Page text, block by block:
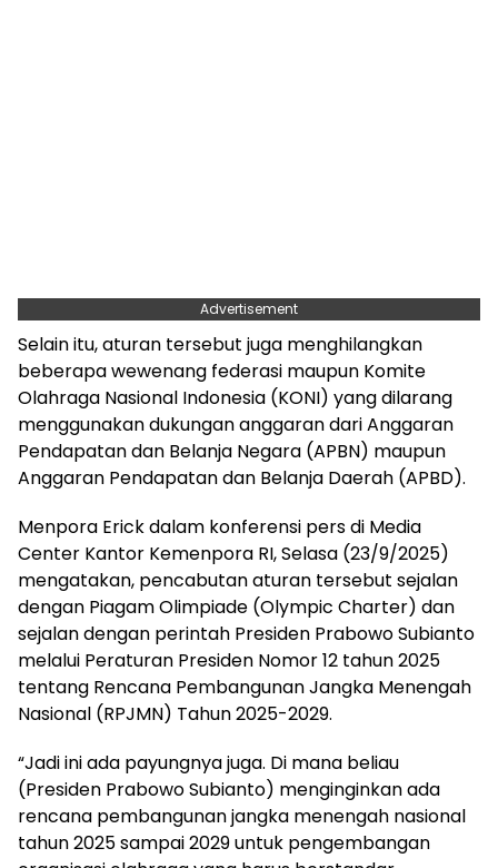
Advertisement
Selain itu, aturan tersebut juga menghilangkan
beberapa wewenang federasi maupun Komite
Olahraga Nasional Indonesia (KONI) yang dilarang
menggunakan dukungan anggaran dari Anggaran
Pendapatan dan Belanja Negara (APBN) maupun
Anggaran Pendapatan dan Belanja Daerah (APBD).
Menpora Erick dalam konferensi pers di Media
Center Kantor Kemenpora RI, Selasa (23/9/2025)
mengatakan, pencabutan aturan tersebut sejalan
dengan Piagam Olimpiade (Olympic Charter) dan
sejalan dengan perintah Presiden Prabowo Subianto
melalui Peraturan Presiden Nomor 12 tahun 2025
tentang Rencana Pembangunan Jangka Menengah
Nasional (RPJMN) Tahun 2025-2029.
“Jadi ini ada payungnya juga. Di mana beliau
(Presiden Prabowo Subianto) menginginkan ada
rencana pembangunan jangka menengah nasional
tahun 2025 sampai 2029 untuk pengembangan